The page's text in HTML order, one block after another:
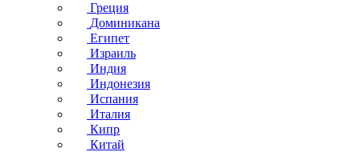
Греция
Доминикана
Египет
Израиль
Индия
Индонезия
Испания
Италия
Кипр
Китай